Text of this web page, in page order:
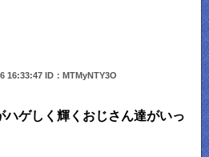
16:33:47 ID：MTMyNTY3O
ハゲしく輝くおじさん達がいっ